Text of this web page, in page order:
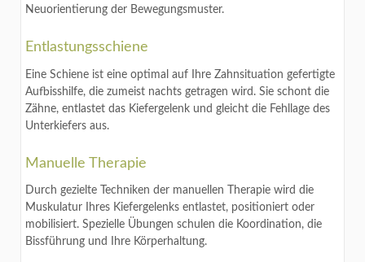
Neuorientierung der Bewegungsmuster.
Entlastungsschiene
Eine Schiene ist eine optimal auf Ihre Zahnsituation gefertigte
Aufbisshilfe, die zumeist nachts getragen wird. Sie schont die
Zähne, entlastet das Kiefergelenk und gleicht die Fehllage des
Unterkiefers aus.
Manuelle Therapie
Durch gezielte Techniken der manuellen Therapie wird die
Muskulatur Ihres Kiefergelenks entlastet, positioniert oder
mobilisiert. Spezielle Übungen schulen die Koordination, die
Bissführung und Ihre Körperhaltung.